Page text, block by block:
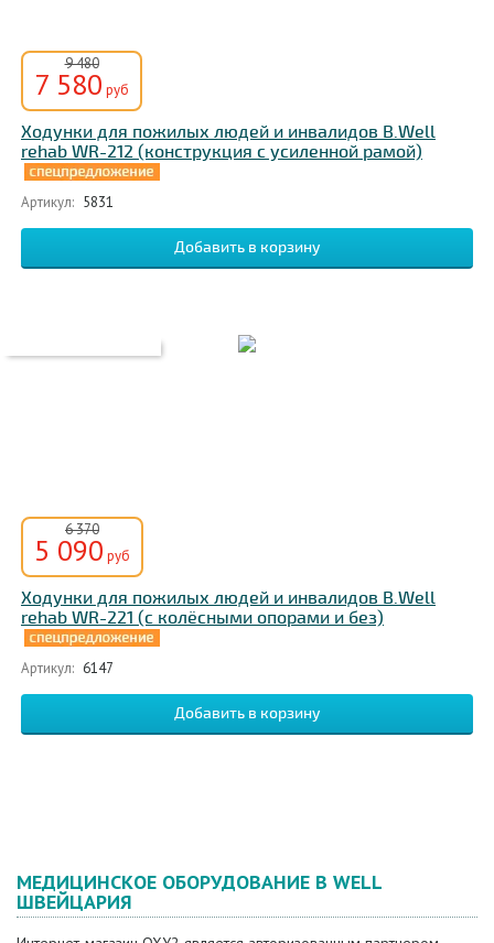
9 480
7 580 руб
Ходунки для пожилых людей и инвалидов B.Well
rehab WR-212 (конструкция с усиленной рамой)
Артикул: 5831
6 370
5 090 руб
Ходунки для пожилых людей и инвалидов B.Well
rehab WR-221 (с колёсными опорами и без)
Артикул: 6147
МЕДИЦИНСКОЕ ОБОРУДОВАНИЕ B WELL
ШВЕЙЦАРИЯ